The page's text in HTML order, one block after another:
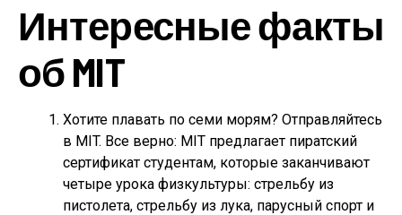
Интересные факты
об MIT
Хотите плавать по семи морям? Отправляйтесь
в MIT. Все верно: MIT предлагает пиратский
сертификат студентам, которые заканчивают
четыре урока физкультуры: стрельбу из
пистолета, стрельбу из лука, парусный спорт и